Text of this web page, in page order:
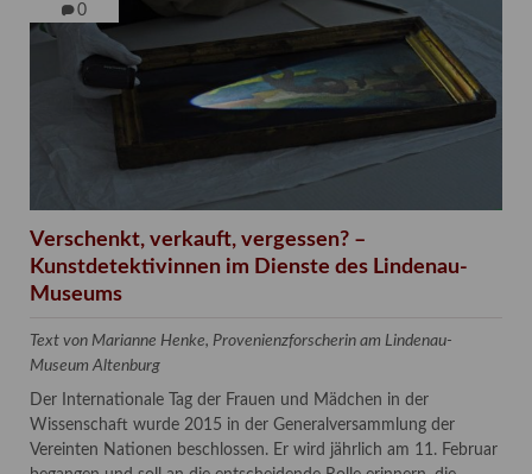
0
Verschenkt, verkauft, vergessen? –
Kunstdetektivinnen im Dienste des Lindenau-
Museums
Text von Marianne Henke, Provenienzforscherin am Lindenau-
Museum Altenburg
Der Internationale Tag der Frauen und Mädchen in der
Wissenschaft wurde 2015 in der Generalversammlung der
Vereinten Nationen beschlossen. Er wird jährlich am 11. Februar